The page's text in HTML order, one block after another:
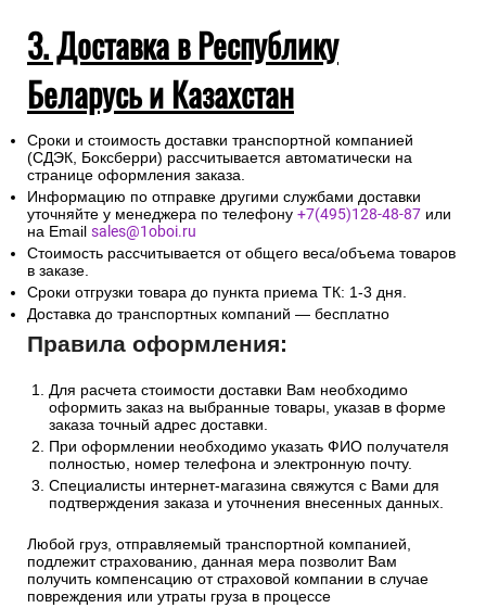
3. Доставка в Республику
Беларусь и Казахстан
Сроки и стоимость доставки транспортной компанией
(СДЭК, Боксберри) рассчитывается автоматически на
странице оформления заказа.
Информацию по отправке другими службами доставки
уточняйте у менеджера по телефону +7(495)128-48-87 или
на Email sales@1oboi.ru
Стоимость рассчитывается от общего веса/объема товаров
в заказе.
Сроки отгрузки товара до пункта приема ТК: 1-3 дня.
Доставка до транспортных компаний — бесплатно
Правила оформления:
Для расчета стоимости доставки Вам необходимо
оформить заказ на выбранные товары, указав в форме
заказа точный адрес доставки.
При оформлении необходимо указать ФИО получателя
полностью, номер телефона и электронную почту.
Специалисты интернет-магазина свяжутся с Вами для
подтверждения заказа и уточнения внесенных данных.
Любой груз, отправляемый транспортной компанией,
подлежит страхованию, данная мера позволит Вам
получить компенсацию от страховой компании в случае
повреждения или утраты груза в процессе